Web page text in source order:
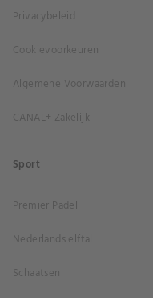
Privacybeleid
Cookievoorkeuren
Algemene Voorwaarden
CANAL+ Zakelijk
Sport
Premier Padel
Nederlands elftal
Schaatsen